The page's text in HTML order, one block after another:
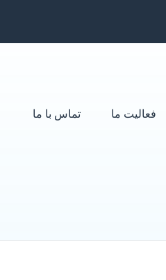
فعالیت ما تماس با ما